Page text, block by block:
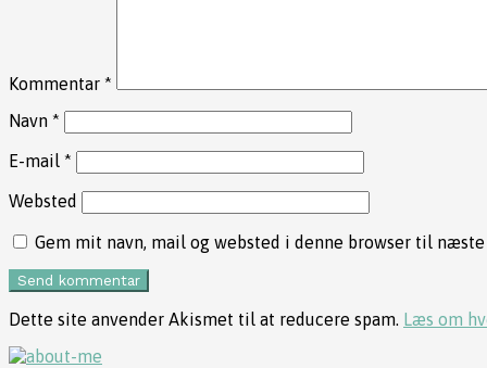
Kommentar *
Navn *
E-mail *
Websted
Gem mit navn, mail og websted i denne browser til
Dette site anvender Akismet til at reducere spam. Læs om